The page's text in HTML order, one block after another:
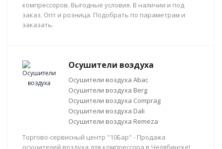
компрессоров. Выгодные условия. В наличии и под
заказ. Опт и розница. Подобрать по параметрам и
заказать.
Осушители воздуха
Осушители воздуха Abac
Осушители воздуха Berg
Осушители воздуха Comprag
Осушители воздуха Dali
Осушители воздуха Remeza
Торгово-сервисный центр "10Бар" - Продажа
осушителей воздуха для компрессора в Челябинске!